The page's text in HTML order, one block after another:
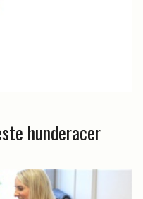
hunderacer